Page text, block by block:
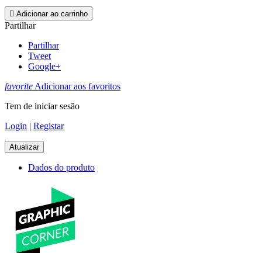
 Adicionar ao carrinho
Partilhar
Partilhar
Tweet
Google+
favoriteAdicionar aos favoritos
Tem de iniciar sesão
Login | Registar
Dados do produto